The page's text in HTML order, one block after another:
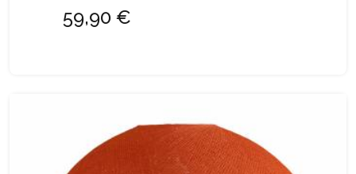
59,90 €